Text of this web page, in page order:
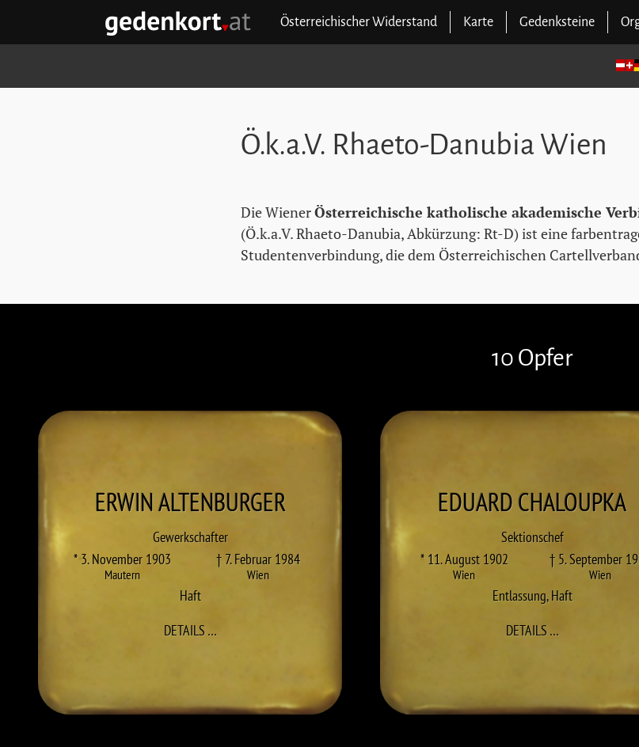
Zum Hauptinhalt springen
Zum Hauptmenü springen
Zu den Quicklinks springen
GEDENKORT - STARTSEITE
Österreichischer Widerstand Karte Gedenksteine
Ö.k.a.V. Rhaeto-Danubia Wien
Die WienerÖsterreichische katholische akademische
(Ö.k.a.V. Rhaeto-Danubia, Abkürzung: Rt-D) ist eine
Studentenverbindung, die dem Österreichischen
10 Opfer
ERWINALTENBURGER
Gewerkschafter
* 3. November 1903
Mautern
† 7. Februar 1984
Wien
Haft
DETAILS…ZU ERWIN ALTENBURGER
EDUARDCHALOUPKA
Sektionschef
* 11. August 1902
Wien
† 5. September
Wien
Entlassung,Haft
DETAILS…ZU EDUARD